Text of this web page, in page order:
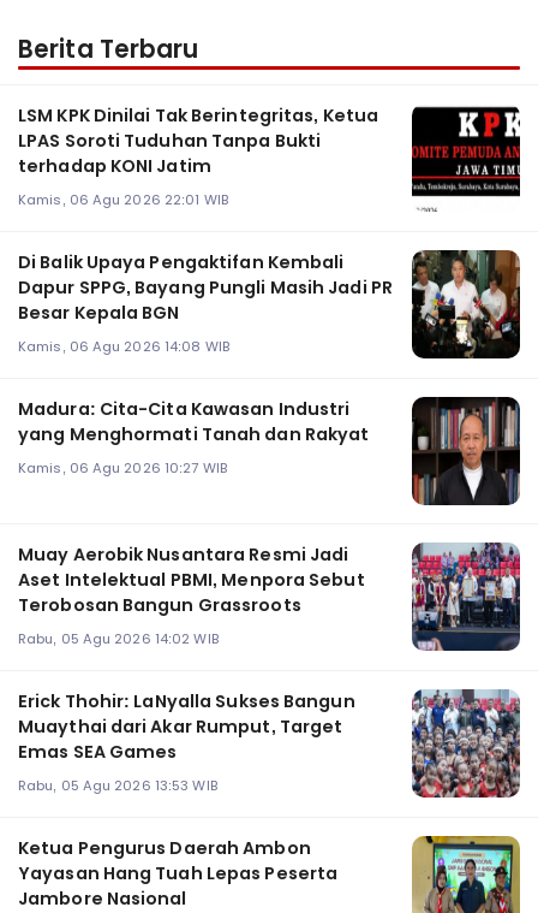
Berita Terbaru
LSM KPK Dinilai Tak Berintegritas, Ketua
LPAS Soroti Tuduhan Tanpa Bukti
terhadap KONI Jatim
Kamis, 06 Agu 2026 22:01 WIB
Di Balik Upaya Pengaktifan Kembali
Dapur SPPG, Bayang Pungli Masih Jadi PR
Besar Kepala BGN
Kamis, 06 Agu 2026 14:08 WIB
Madura: Cita-Cita Kawasan Industri
yang Menghormati Tanah dan Rakyat
Kamis, 06 Agu 2026 10:27 WIB
Muay Aerobik Nusantara Resmi Jadi
Aset Intelektual PBMI, Menpora Sebut
Terobosan Bangun Grassroots
Rabu, 05 Agu 2026 14:02 WIB
Erick Thohir: LaNyalla Sukses Bangun
Muaythai dari Akar Rumput, Target
Emas SEA Games
Rabu, 05 Agu 2026 13:53 WIB
Ketua Pengurus Daerah Ambon
Yayasan Hang Tuah Lepas Peserta
Jambore Nasional